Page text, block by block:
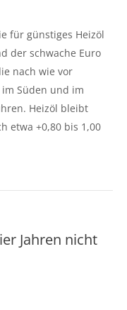
für günstiges Heizöl
der schwache Euro
nach wie vor
Süden und im
Heizöl bleibt
etwa +0,80 bis 1,00
Jahren nicht